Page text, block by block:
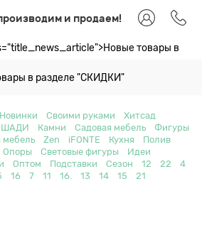
и продаем!
товары в
в разделе "СКИДКИ"
Новинки Своими руками
Хитсад
Камни Садовая мебель
Фигуры
мебель Zen iFONTE Кухня
Полив
Опоры Световые фигуры
Идеи
Оптом Подставки Сезон 12 22
4
16 7 11 16. 13 14 15 21